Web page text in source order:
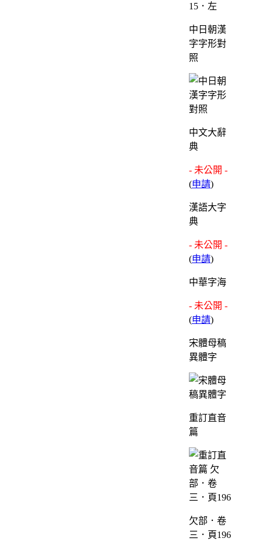
15．左
中日朝漢
字字形對
照
中文大辭
典
- 未公開 -
(申請)
漢語大字
典
- 未公開 -
(申請)
中華字海
- 未公開 -
(申請)
宋體母稿
異體字
重訂直音
篇
欠部．卷
三．頁196